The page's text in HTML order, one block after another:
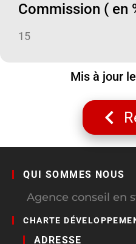
Commission ( en
15
Mis à jour
QUI SOMMES NOUS
Agence conseil en
CHARTE
ADRESSE